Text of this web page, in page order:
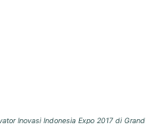
Inovasi Indonesia Expo 2017 di Grand